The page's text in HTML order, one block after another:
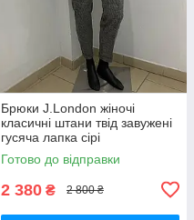
Брюки J.London жіночі
класичні штани твід завужені
гусяча лапка сірі
Готово до відправки
2 380 ₴ 2 800 ₴